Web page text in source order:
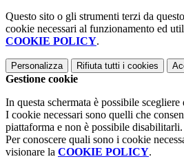
Questo sito o gli strumenti terzi da
cookie necessari al funzionamento ed
COOKIE POLICY.
Personalizza Rifiuta tutti i cookies
Gestione cookie
In questa schermata è possibile
I cookie necessari sono quelli che
piattaforma e non è possibile disabilitarli.
Per conoscere quali sono i cookie
visionare la COOKIE POLICY.